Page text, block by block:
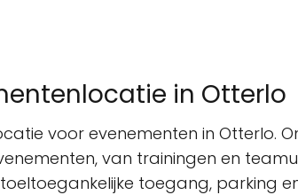
in Otterlo
voor evenementen in
van trainingen en
toegang, parking